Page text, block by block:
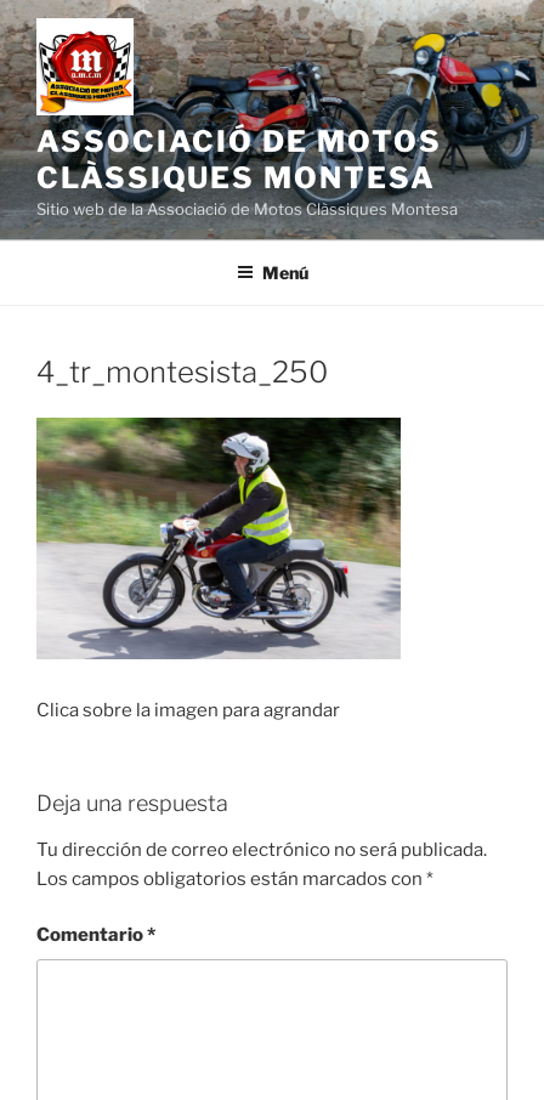
Saltar
al
contenido
ASSOCIACIÓ DE MOTOS
CLÀSSIQUES MONTESA
Sitio web de la Associació de Motos Clàssiques Montesa
Menú
4_tr_montesista_250
Clica sobre la imagen para agrandar
Deja una respuesta
Tu dirección de correo electrónico no será publicada.
Los campos obligatorios están marcados con *
Comentario*